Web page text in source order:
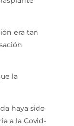
era tan
la
haya sido
a la Covid-